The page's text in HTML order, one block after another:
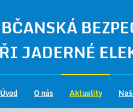
JADERNÉ
Úvod O nás Aktuality